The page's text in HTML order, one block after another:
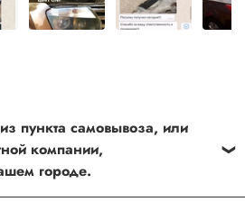
пункта самовывоза, или
компании,
городе.